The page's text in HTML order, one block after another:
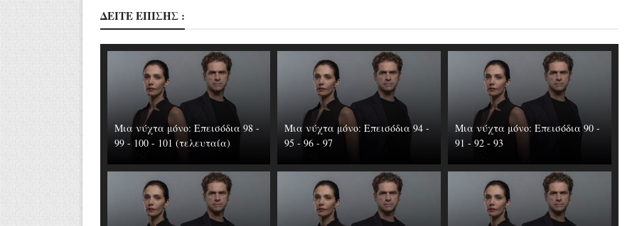
ΔΕΙΤΕ ΕΠΙΣΗΣ :
Μια νύχτα μόνο: Επεισόδια 98 -
99 - 100 - 101 (τελευταία)
Μια νύχτα μόνο: Επεισόδια 94 -
95 - 96 - 97
Μια νύχτα μόνο: Επεισόδια 90 -
91 - 92 - 93